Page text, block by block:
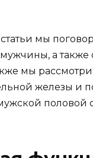
мы
а также
мы
железы и
половой